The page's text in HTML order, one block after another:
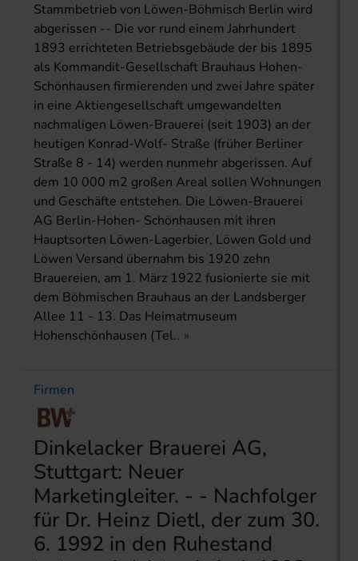
Stammbetrieb von Löwen-Böhmisch Berlin wird
abgerissen -- Die vor rund einem Jahrhundert
1893 errichteten Betriebsgebäude der bis 1895
als Kommandit-Gesellschaft Brauhaus Hohen-
Schönhausen firmierenden und zwei Jahre später
in eine Aktiengesellschaft umgewandelten
nachmaligen Löwen-Brauerei (seit 1903) an der
heutigen Konrad-Wolf- Straße (früher Berliner
Straße 8 - 14) werden nunmehr abgerissen. Auf
dem 10 000 m2 großen Areal sollen Wohnungen
und Geschäfte entstehen. Die Löwen-Brauerei
AG Berlin-Hohen- Schönhausen mit ihren
Hauptsorten Löwen-Lagerbier, Löwen Gold und
Löwen Versand übernahm bis 1920 zehn
Brauereien, am 1. März 1922 fusionierte sie mit
dem Böhmischen Brauhaus an der Landsberger
Allee 11 - 13. Das Heimatmuseum
Hohenschönhausen (Tel..
Firmen
Dinkelacker Brauerei AG,
Stuttgart: Neuer
Marketingleiter. - - Nachfolger
für Dr. Heinz Dietl, der zum 30.
6. 1992 in den Ruhestand